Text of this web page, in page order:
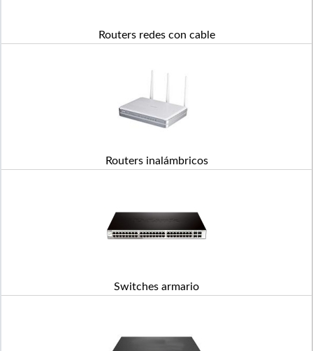
Routers redes con cable
Routers inalámbricos
Switches armario